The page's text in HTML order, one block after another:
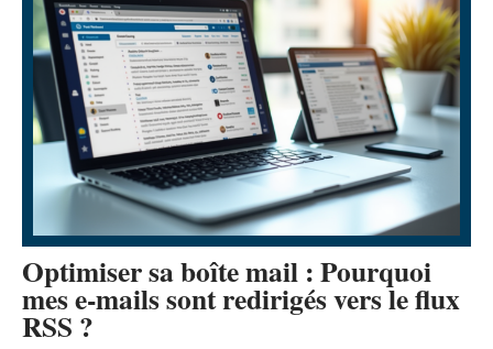
Optimiser sa boîte mail : Pourquoi
mes e-mails sont redirigés vers le flux
RSS ?